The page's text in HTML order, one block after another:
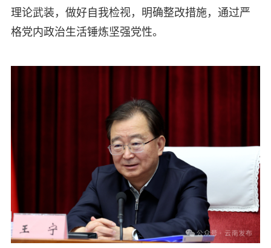
理论武装，做好自我检视，明确整改措施，通过严
格党内政治生活锤炼坚强党性。